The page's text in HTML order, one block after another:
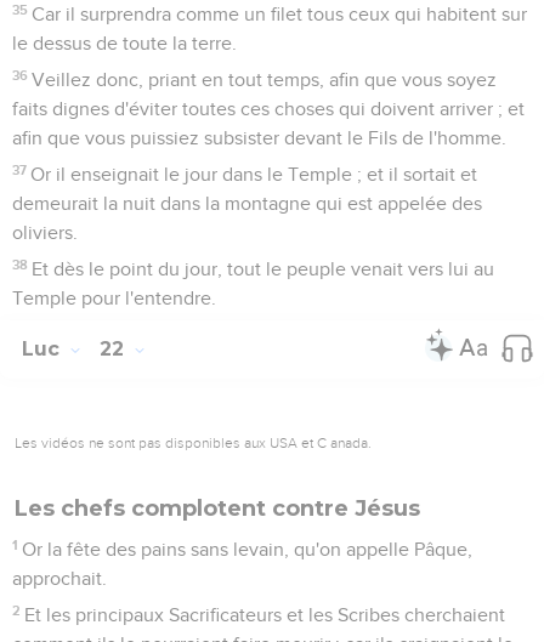
35 Car il surprendra comme un filet tous ceux qui habitent sur
le dessus de toute la terre.
36 Veillez donc, priant en tout temps, afin que vous soyez
faits dignes d'éviter toutes ces choses qui doivent arriver ; et
afin que vous puissiez subsister devant le Fils de l'homme.
37 Or il enseignait le jour dans le Temple ; et il sortait et
demeurait la nuit dans la montagne qui est appelée des
oliviers.
38 Et dès le point du jour, tout le peuple venait vers lui au
Temple pour l'entendre.
Luc 22
Les vidéos ne sont pas disponibles aux USA et C anada.
Les chefs complotent contre Jésus
1 Or la fête des pains sans levain, qu'on appelle Pâque,
approchait.
2 Et les principaux Sacrificateurs et les Scribes cherchaient